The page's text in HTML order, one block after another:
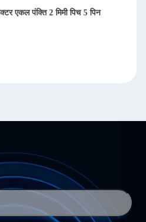
एकल पंक्ति 2 मिमी पिच 5 पिन